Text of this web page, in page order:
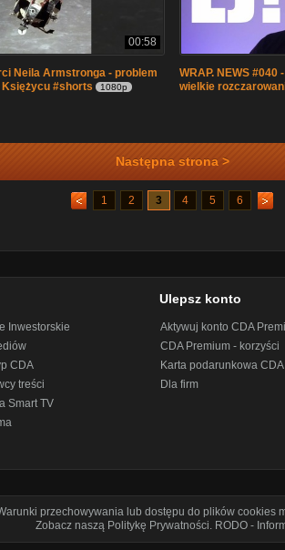
00:58
Neila Armstronga - problem
#shorts
1080p
WRAP. NEWS #040
wielkie
Następna strona >
1 2 3 4 5 6
Inwestorskie
CDA
treści
Smart TV
Ulepsz konto
Aktywuj konto CDA
CDA Premium - korzyści
Karta podarunkowa CDA
Dla firm
przechowywania lub dostępu do plików cookies
Zobacz naszą Politykę Prywatności. RODO -